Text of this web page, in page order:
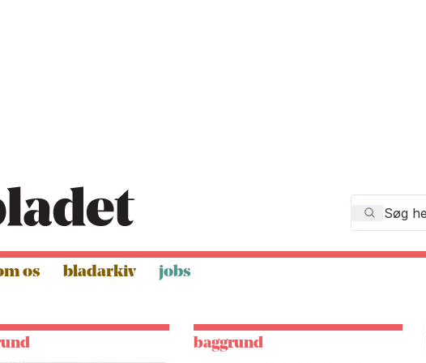
os bladarkiv jobs
baggrund